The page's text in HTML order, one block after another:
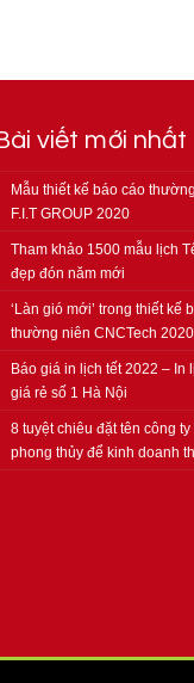
viết mới nhất
Mẫu thiết kế báo cáo
F.I.T GROUP 2020
Tham khảo 1500 mẫu lịch
đẹp đón năm mới
‘Làn gió mới’ trong thiết kế
thường niên CNCTech 2020
Báo giá in lịch tết 2022 – In
giá rẻ số 1 Hà Nội
8 tuyệt chiêu đặt tên công
phong thủy để kinh doanh